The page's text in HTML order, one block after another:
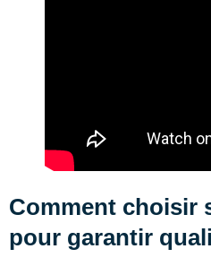
Comment choisir
pour garantir